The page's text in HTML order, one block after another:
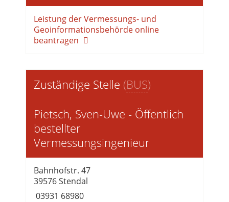
Leistung der Vermessungs- und
Geoinformationsbehörde online
beantragen
Zuständige Stelle (BUS)
Pietsch, Sven-Uwe - Öffentlich
bestellter
Vermessungsingenieur
Bahnhofstr. 47
39576 Stendal
03931 68980